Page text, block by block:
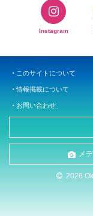
Instagram
このサイトについて
情報掲載について
お問い合わせ
メ
2026